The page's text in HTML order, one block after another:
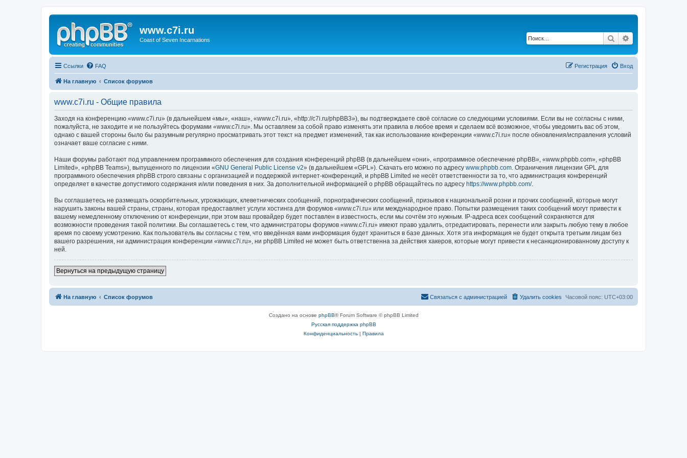
www.c7i.ru
Coast of Seven Incarnations Поиск
Ссылки FAQ Вход
Регистрация
На главную Список форумов
www.c7i.ru - Общие правила
Заходя на конференцию «www.c7i.ru» (в дальнейшем «мы», «наш», «www.c7i.ru», «http://c7i.ru/phpBB3»), вы подтверждаете своё согласие со следующими условиями. Если вы не согласны с ними,
пожалуйста, не заходите и не пользуйтесь форумами «www.c7i.ru». Мы оставляем за собой право изменять эти правила в любое время и сделаем всё возможное, чтобы уведомить вас об этом,
однако с вашей стороны было бы разумным регулярно просматривать этот текст на предмет изменений, так как использование конференции «www.c7i.ru» после обновления/исправления условий
означает ваше согласие с ними.
Наши форумы работают под управлением программного обеспечения для создания конференций phpBB (в дальнейшем «они», «программное обеспечение phpBB», «www.phpbb.com», «phpBB
Limited», «phpBB Teams»), выпущенного по лицензии «GNU General Public License v2» (в дальнейшем «GPL»). Скачать его можно по адресу www.phpbb.com . Ограничения лицензии GPL для
программного обеспечения phpBB строго связаны с организацией и поддержкой интернет-конференций, и phpBB Limited не несёт ответственности за то, что администрация конференций
определяет в качестве допустимого содержания и/или поведения в них. За дополнительной информацией о phpBB обращайтесь по адресу https://www.phpbb.com/.
Вы соглашаетесь не размещать оскорбительных, угрожающих, клеветнических сообщений, порнографических сообщений, призывов к национальной розни и прочих сообщений, которые могут
нарушить законы вашей страны, страны, которая предоставляет услуги хостинга для форумов «www.c7i.ru» или международное право. Попытки размещения таких сообщений могут привести к
вашему немедленному отключению от конференции, при этом ваш провайдер будет поставлен в известность, если мы сочтём это нужным. IP-адреса всех сообщений сохраняются для
возможности проведения такой политики. Вы соглашаетесь с тем, что администраторы форумов «www.c7i.ru» имеют право удалить, отредактировать, перенести или закрыть любую тему в любое
время по своему усмотрению. Как пользователь вы согласны с тем, что введённая вами информация будет храниться в базе данных. Хотя эта информация не будет открыта третьим лицам без
вашего разрешения, ни администрация конференции «www.c7i.ru», ни phpBB Limited не может быть ответственна за действия хакеров, которые могут привести к несанкционированному доступу к
ней.
Вернуться на предыдущую страницу
На главную Список форумов Часовой пояс: UTC+03:00
Удалить cookies
Связаться с администрацией
Создано на основе phpBB® Forum Software © phpBB Limited
Русская поддержка phpBB
Конфиденциальность| Правила